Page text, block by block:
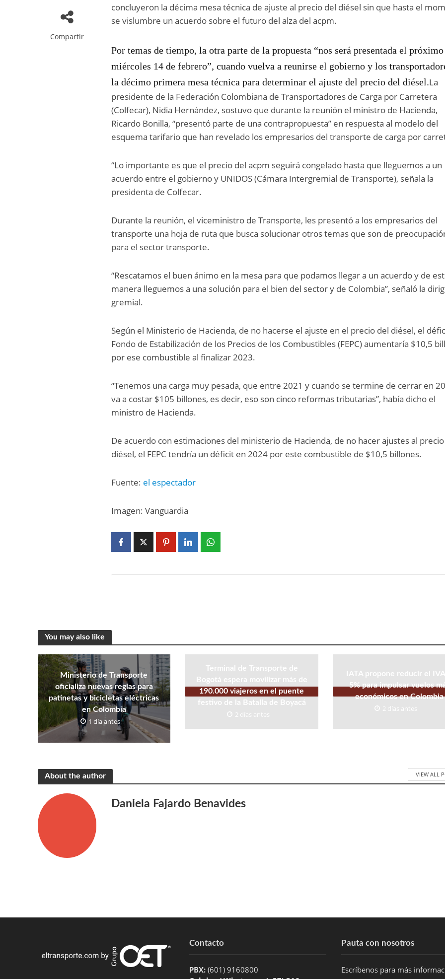
Compartir
concluyeron la décima mesa técnica de ajuste al precio del diésel sin que hasta el
se vislumbre un acuerdo sobre el futuro del alza del acpm.
Por temas de tiempo, la otra parte de la propuesta “nos será presentada el próximo
miércoles 14 de febrero”, cuando vuelva a reunirse el gobierno y los
la décimo primera mesa técnica para determinar el ajuste del precio del diésel.La
presidente de la Federación Colombiana de Transportadores de Carga por Carretera
(Colfecar), Nidia Hernández, sostuvo que durante la reunión el ministro de Hacienda,
Ricardo Bonilla, “presentó parte de una contrapropuesta” en respuesta al modelo del
esquema tarifario que han revelado los empresarios del transporte de carga por
“Lo importante es que el precio del acpm seguirá congelado hasta que lleguemos a un
acuerdo entre el gobierno y UNIDOS (Cámara Intergremial de Transporte), señala la
presidenta de Colfecar.
Durante la reunión, el viceministro de Transporte, les presentó a los empresarios del
transporte una hoja de ruta que busca solucionar otros temas que son de
para el sector transporte.
“Rescatamos el buen ánimo en la mesa para que podamos llegar a un acuerdo y de
manera lleguemos a una solución para el bien del sector y de Colombia”, señaló la
gremial.
Según el Ministerio de Hacienda, de no hacerse el ajuste en el precio del diésel, el
Fondo de Estabilización de los Precios de los Combustibles (FEPC) aumentaría $10,5
por ese combustible al finalizar 2023.
“Tenemos una carga muy pesada, que entre 2021 y cuando se termine de cerrar en
va a costar $105 billones, es decir, eso son cinco reformas tributarias”, había dicho el
ministro de Hacienda.
De acuerdo con estimaciones del ministerio de Hacienda, de no hacer ajustes al
diésel, el FEPC tendría un déficit en 2024 por este combustible de $10,5 billones.
Fuente: el espectador
Imagen: Vanguardia
You may also like
Ministerio de Transporte
oficializa nuevas reglas para
patinetas y bicicletas eléctricas
en Colombia
1 día antes
Terminal de Transporte de
Bogotá espera movilizar más de
190.000 viajeros en el puente
festivo de la Batalla de Boyacá
2 días antes
IATA propone reducir el IVA
5% para impulsar vuelos
económicos en Colombia
2 días antes
About the author VIEW ALL
Daniela Fajardo Benavides
Contacto
PBX: (601) 9160800
Pauta con nosotros
Escríbenos para más